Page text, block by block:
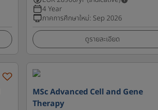
4 Year
ภาคการศึกษาใหม่: Sep 2026
ดูรายละเอียด
MSc Advanced Cell and Gene
Therapy